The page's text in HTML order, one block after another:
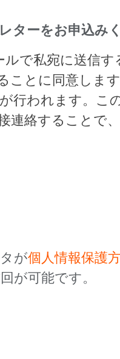
ターをお申込み
で私宛に送信
ことに同意しま
行われます。こ
連絡することで
が個人情報保護
が可能です。